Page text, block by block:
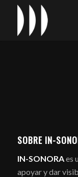
SOBRE IN-
IN-SONORAes
apoyar y dar